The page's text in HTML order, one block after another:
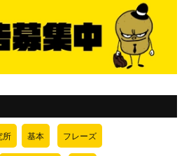
所 基本 フレーズ